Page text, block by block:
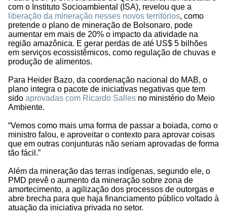
com o Instituto Socioambiental (ISA), revelou que a
liberação da mineração nesses novos territórios, como
pretende o plano de mineração de Bolsonaro, pode
aumentar em mais de 20% o impacto da atividade na
região amazônica. E gerar perdas de até US$ 5 bilhões
em serviços ecossistêmicos, como regulação de chuvas e
produção de alimentos.
Para Heider Bazo, da coordenação nacional do MAB, o
plano integra o pacote de iniciativas negativas que tem
sido aprovadas com Ricardo Salles no ministério do Meio
Ambiente.
“Vemos como mais uma forma de passar a boiada, como o
ministro falou, e aproveitar o contexto para aprovar coisas
que em outras conjunturas não seriam aprovadas de forma
tão fácil.”
Além da mineração das terras indígenas, segundo ele, o
PMD prevê o aumento da mineração sobre zona de
amortecimento, a agilização dos processos de outorgas e
abre brecha para que haja financiamento público voltado à
atuação da iniciativa privada no setor.